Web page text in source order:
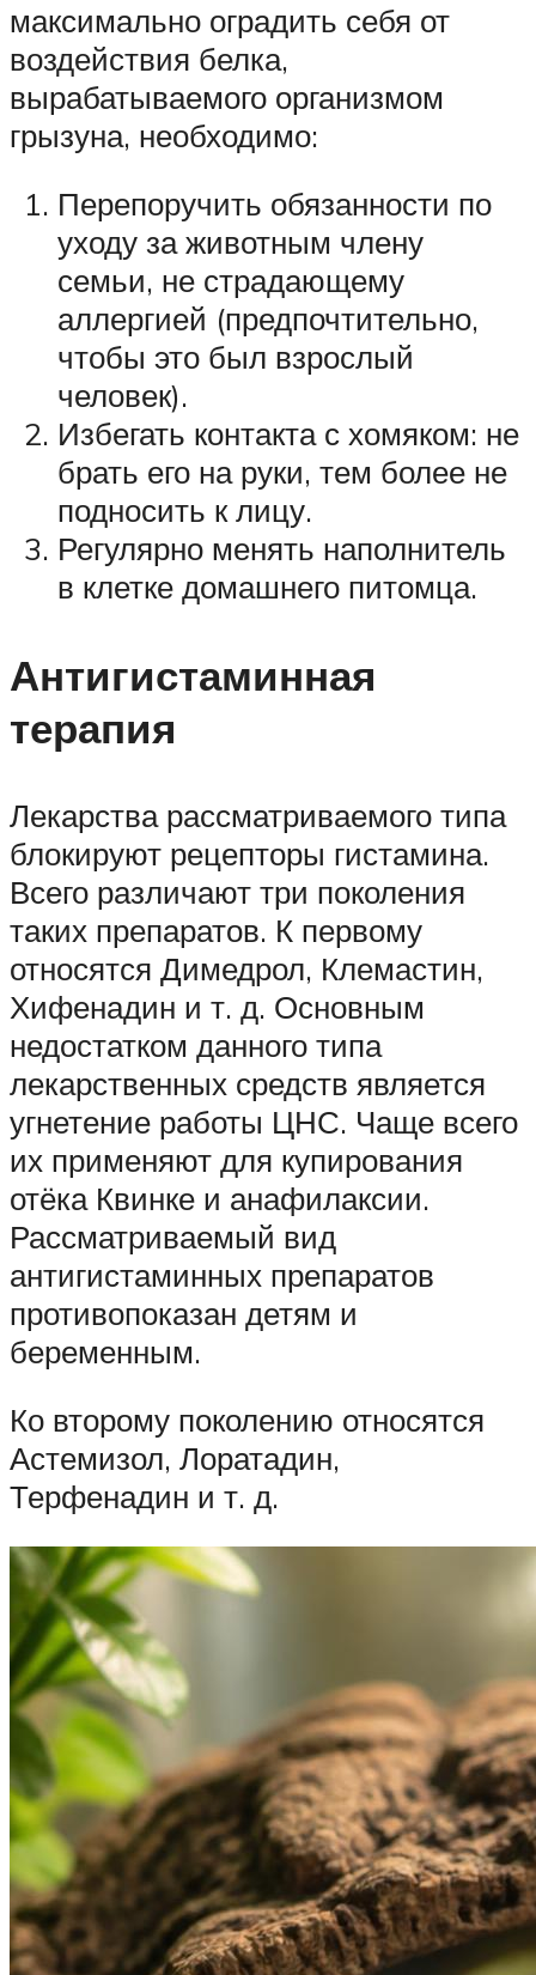
максимально оградить себя от
воздействия белка,
вырабатываемого организмом
грызуна, необходимо:
Перепоручить обязанности по
уходу за животным члену
семьи, не страдающему
аллергией (предпочтительно,
чтобы это был взрослый
человек).
Избегать контакта с хомяком: не
брать его на руки, тем более не
подносить к лицу.
Регулярно менять наполнитель
в клетке домашнего питомца.
Антигистаминная
терапия
Лекарства рассматриваемого типа
блокируют рецепторы гистамина.
Всего различают три поколения
таких препаратов. К первому
относятся Димедрол, Клемастин,
Хифенадин и т. д. Основным
недостатком данного типа
лекарственных средств является
угнетение работы ЦНС. Чаще всего
их применяют для купирования
отёка Квинке и анафилаксии.
Рассматриваемый вид
антигистаминных препаратов
противопоказан детям и
беременным.
Ко второму поколению относятся
Астемизол, Лоратадин,
Терфенадин и т. д.